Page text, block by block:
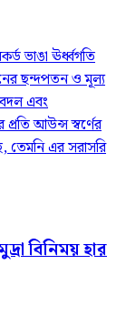
ভাঙা ঊর্ধ্বগতি
ছন্দপতন ও মূল্য
এবং
প্রতি আউন্স স্বর্ণের
তেমনি এর সরাসরি
বিনিময় হার